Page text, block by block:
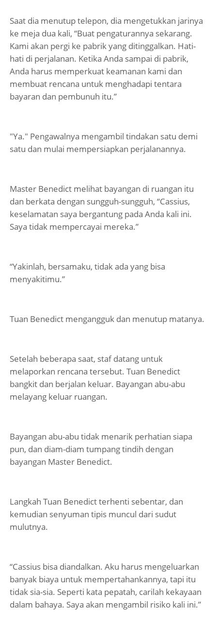
Saat dia menutup telepon, dia mengetukkan jarinya
ke meja dua kali, “Buat pengaturannya sekarang.
Kami akan pergi ke pabrik yang ditinggalkan. Hati-
hati di perjalanan. Ketika Anda sampai di pabrik,
Anda harus memperkuat keamanan kami dan
membuat rencana untuk menghadapi tentara
bayaran dan pembunuh itu.”
"Ya." Pengawalnya mengambil tindakan satu demi
satu dan mulai mempersiapkan perjalanannya.
Master Benedict melihat bayangan di ruangan itu
dan berkata dengan sungguh-sungguh, “Cassius,
keselamatan saya bergantung pada Anda kali ini.
Saya tidak mempercayai mereka.”
“Yakinlah, bersamaku, tidak ada yang bisa
menyakitimu.”
Tuan Benedict mengangguk dan menutup matanya.
Setelah beberapa saat, staf datang untuk
melaporkan rencana tersebut. Tuan Benedict
bangkit dan berjalan keluar. Bayangan abu-abu
melayang keluar ruangan.
Bayangan abu-abu tidak menarik perhatian siapa
pun, dan diam-diam tumpang tindih dengan
bayangan Master Benedict.
Langkah Tuan Benedict terhenti sebentar, dan
kemudian senyuman tipis muncul dari sudut
mulutnya.
“Cassius bisa diandalkan. Aku harus mengeluarkan
banyak biaya untuk mempertahankannya, tapi itu
tidak sia-sia. Seperti kata pepatah, carilah kekayaan
dalam bahaya. Saya akan mengambil risiko kali ini.”